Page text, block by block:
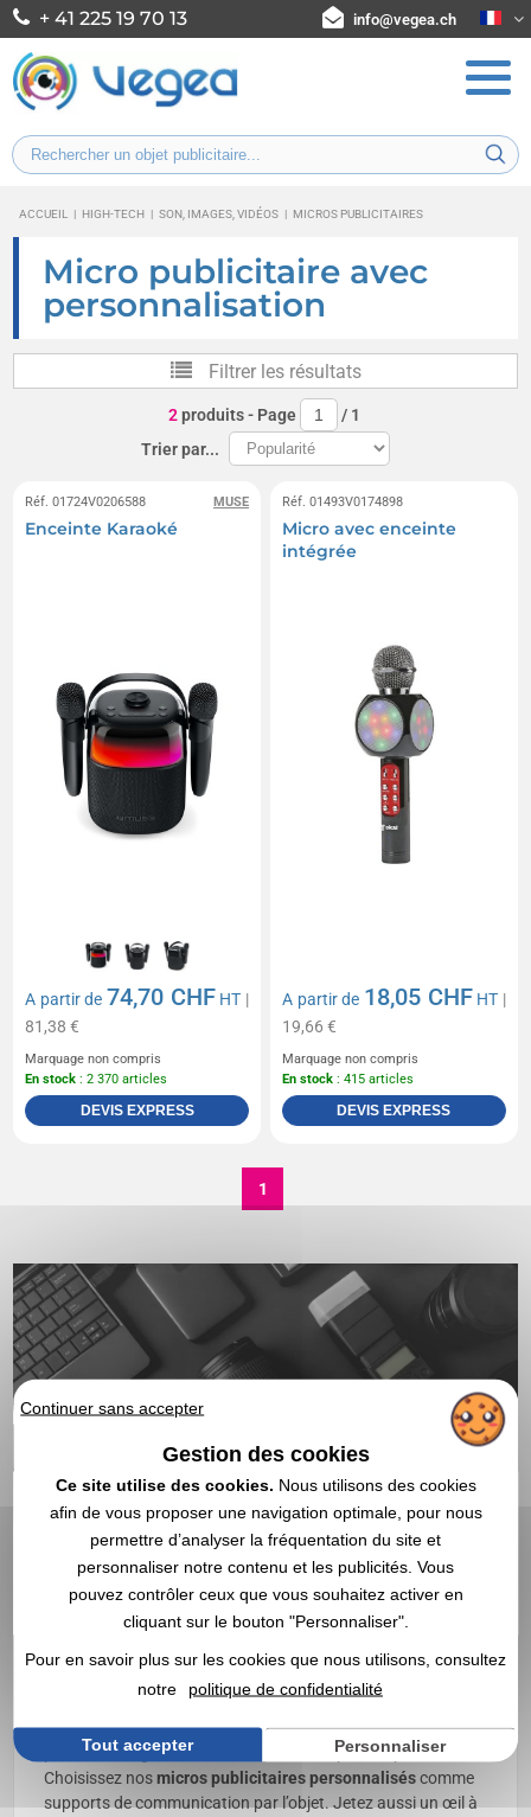
+ 41 225 19 70 13 info@vegea.ch
ACCUEIL | HIGH-TECH | SON, IMAGES, VIDÉOS | MICROS PUBLICITAIRES
Micro publicitaire avec
personnalisation
Micro personnalisé avec logo |
Grossiste
micros publicitaires, personnalisables avec
votre logo ✔️ Son, images, vidéos ✔️ Grossiste enobjets
publicitaires, goodies et cadeaux d’entreprise depuis 1998
Choisissez nosmicros publicitairespersonnaliséscomme
supports de communication par l’objet. Jetez aussi un œil à
Filtrer les résultats
2produits- Page / 1
Trier par...
MUSE
Réf. 01724V0206588
Enceinte Karaoké
A partir de 74,70 CHF HT |
81,38 €
Marquage non compris
En stock : 2 370 articles
DEVIS EXPRESS
Réf. 01493V0174898
Micro avec enceinte
intégrée
A partir de 18,05 CHF HT |
19,66 €
Marquage non compris
En stock : 415 articles
DEVIS EXPRESS
1
Continuer sans accepter
Gestion des cookies
Ce site utilise des cookies. Nous utilisons des cookies
afin de vous proposer une navigation optimale, pour nous
permettre d’analyser la fréquentation du site et
personnaliser notre contenu et les publicités. Vous
pouvez contrôler ceux que vous souhaitez activer en
cliquant sur le bouton "Personnaliser".
Pour en savoir plus sur les cookies que nous utilisons, consultez
notre
politique de confidentialité
Tout accepter Personnaliser